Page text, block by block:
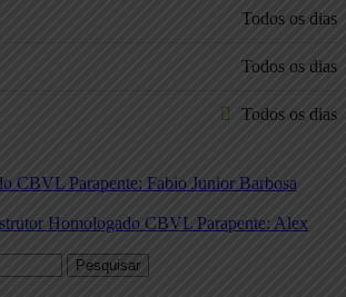
Todos os dias
Todos os dias
Todos os dias
CBVL Parapente: Fabio Junior Barbosa
Homologado CBVL Parapente: Alex